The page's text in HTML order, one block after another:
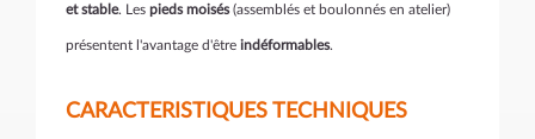
et stable. Les pieds moisés(assemblés et boulonnés en atelier)
présentent l'avantage d'être indéformables.
CARACTERISTIQUES TECHNIQUES